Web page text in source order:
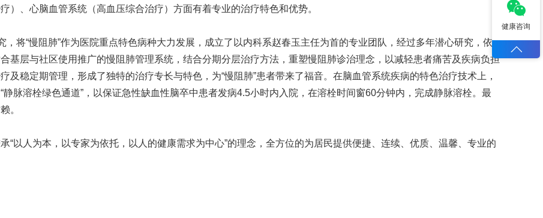
）、心脑血管系统（高血压综合治疗）方面有着专业的治疗特色和优势。
将“慢阻肺”作为医院重点特色病种大力发展，成立了以内科系赵春玉主任为首的专业团队，经过多年潜心研究，依
基层与社区使用推广的慢阻肺管理系统，结合分期分层治疗方法，重塑慢阻肺诊治理念，以减轻患者痛苦及疾病负担
及稳定期管理，形成了独特的治疗专长与特色，为“慢阻肺”患者带来了福音。在脑血管系统疾病的特色治疗技术上，
脉溶栓绿色通道”，以保证急性缺血性脑卒中患者发病4.5小时内入院，在溶栓时间窗60分钟内，完成静脉溶栓。最
。
人为本，以专家为依托，以人的健康需求为中心”的理念，全方位的为居民提供便捷、连续、优质、温馨、专业的
健康咨询